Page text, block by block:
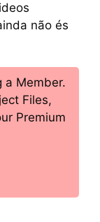
não és
a Member.
Files,
Premium